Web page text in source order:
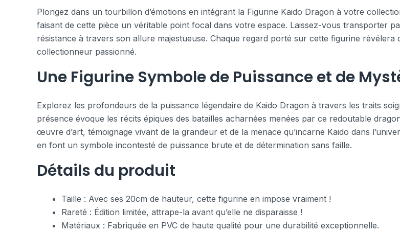
Plongez dans un tourbillon d’émotions en intégrant la Figurine Kaido Dragon à votre
faisant de cette pièce un véritable point focal dans votre espace. Laissez-vous transporter
résistance à travers son allure majestueuse. Chaque regard porté sur cette figurine
collectionneur passionné.
Une Figurine Symbole de Puissance et de
Explorez les profondeurs de la puissance légendaire de Kaido Dragon à travers les traits
présence évoque les récits épiques des batailles acharnées menées par ce redoutable
œuvre d’art, témoignage vivant de la grandeur et de la menace qu’incarne Kaido dans
en font un symbole incontesté de puissance brute et de détermination sans faille.
Détails du produit
Taille : Avec ses 20cm de hauteur, cette figurine en impose vraiment !
Rareté : Édition limitée, attrape-la avant qu’elle ne disparaisse !
Matériaux : Fabriquée en PVC de haute qualité pour une durabilité exceptionnelle.